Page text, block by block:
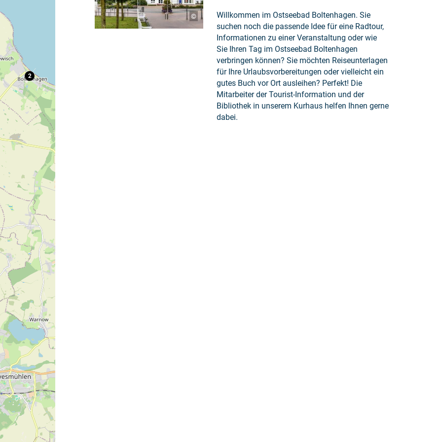
2
©
Willkommen im Ostseebad Boltenhagen. Sie
suchen noch die passende Idee für eine Radtour,
Informationen zu einer Veranstaltung oder wie
Sie Ihren Tag im Ostseebad Boltenhagen
verbringen können? Sie möchten Reiseunterlagen
für Ihre Urlaubsvorbereitungen oder vielleicht ein
gutes Buch vor Ort ausleihen? Perfekt! Die
Mitarbeiter der Tourist-Information und der
Bibliothek in unserem Kurhaus helfen Ihnen gerne
dabei.